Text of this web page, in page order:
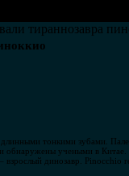
тираннозавра
тонкими зубами.
обнаружены учеными в
динозавр.